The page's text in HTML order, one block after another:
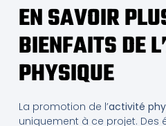
EN SAVOIR
BIENFAITS DE
PHYSIQUE
La promotion de l’activité
uniquement à ce projet. Des